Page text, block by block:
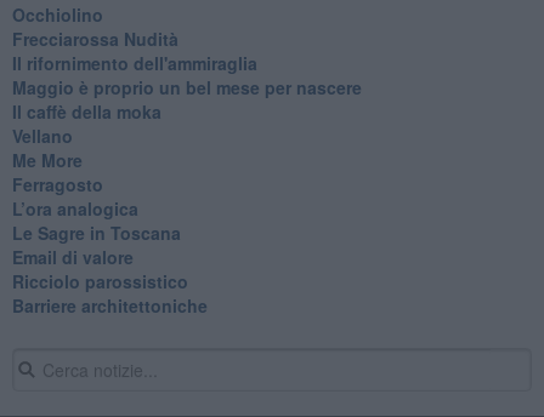
Occhiolino
Frecciarossa Nudità
Il rifornimento dell'ammiraglia
​Maggio è proprio un bel mese per nascere
Il caffè della moka
​Vellano
​Me More
​Ferragosto
​L’ora analogica
​Le Sagre in Toscana
​Email di valore
​Ricciolo parossistico
​Barriere architettoniche